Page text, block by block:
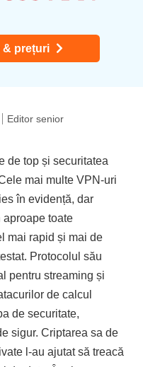
& prețuri
Editor senior
de top și securitatea
mai multe VPN-uri
în evidență, dar
aproape toate
mai rapid și mai de
Protocolul său
pentru streaming și
de calcul
de securitate,
sigur. Criptarea sa de
l-au ajutat să treacă